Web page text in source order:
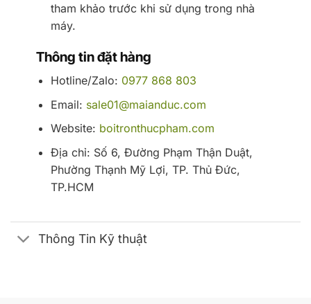
tham khảo trước khi sử dụng trong nhà
máy.
Thông tin đặt hàng
Hotline/Zalo: 0977 868 803
Email: sale01@maianduc.com
Website: boitronthucpham.com
Địa chỉ: Số 6, Đường Phạm Thận Duật,
Phường Thạnh Mỹ Lợi, TP. Thủ Đức,
TP.HCM
Thông Tin Kỹ thuật